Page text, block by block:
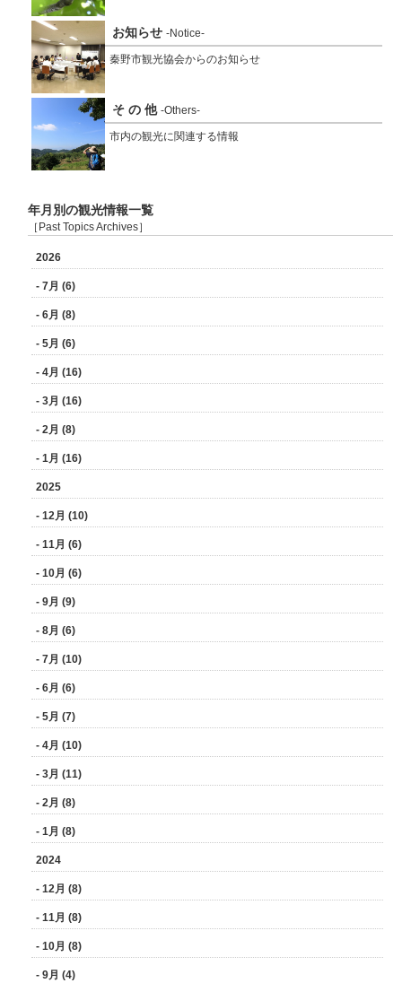
お知らせ -Notice-
秦野市観光協会からのお知らせ
そ の 他 -Others-
市内の観光に関連する情報
年月別の観光情報一覧
［Past Topics Archives］
2026
- 7月 (6)
- 6月 (8)
- 5月 (6)
- 4月 (16)
- 3月 (16)
- 2月 (8)
- 1月 (16)
2025
- 12月 (10)
- 11月 (6)
- 10月 (6)
- 9月 (9)
- 8月 (6)
- 7月 (10)
- 6月 (6)
- 5月 (7)
- 4月 (10)
- 3月 (11)
- 2月 (8)
- 1月 (8)
2024
- 12月 (8)
- 11月 (8)
- 10月 (8)
- 9月 (4)